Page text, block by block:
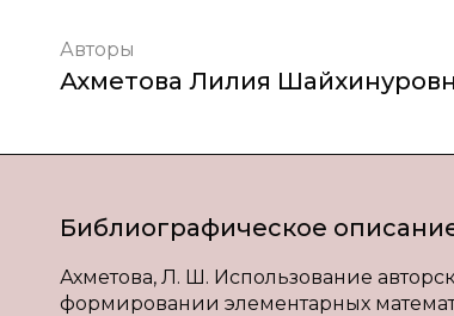
Авторы
Ахметова Лилия
Библиографическое
Ахметова, Л. Ш. Использование
формировании элементарных